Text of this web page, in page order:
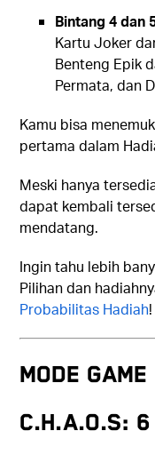
Bintang 4 dan
Kartu Joker
Benteng Epik
Permata, dan
Kamu bisa
pertama dalam
Meski hanya
dapat kembali
mendatang.
Ingin tahu lebih
Pilihan dan
Probabilitas Hadiah!
MODE GAME
C.H.A.O.S: